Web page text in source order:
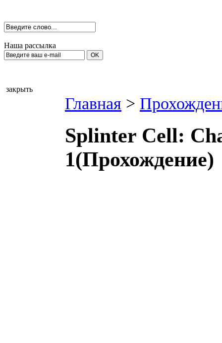
Наша рассылка
закрыть
Главная >
Splinter Cell:
1(Прохождение)